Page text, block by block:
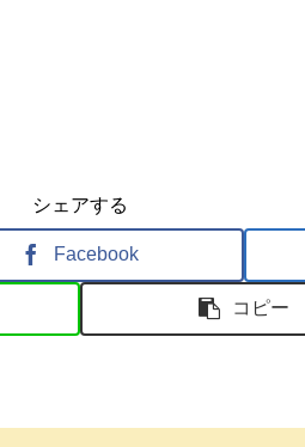
シェアする
Facebook
コピー